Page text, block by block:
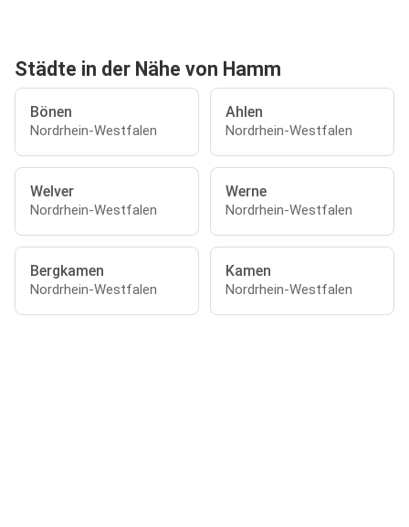
Städte in der Nähe von Hamm
Bönen
Nordrhein-Westfalen
Ahlen
Nordrhein-Westfalen
Welver
Nordrhein-Westfalen
Werne
Nordrhein-Westfalen
Bergkamen
Nordrhein-Westfalen
Kamen
Nordrhein-Westfalen